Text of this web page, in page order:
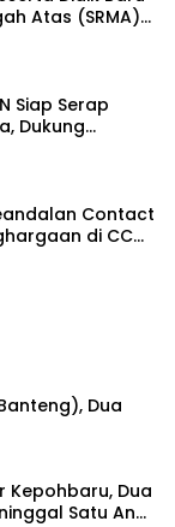
Atas (SRMA)
Siap Serap
Dukung
Contact
di CCW
Dua
Kepohbaru, Dua
Satu Anak